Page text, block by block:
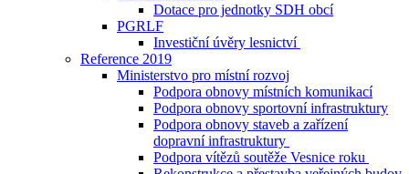
Dotace pro jednotky SDH obcí
PGRLF
Investiční úvěry lesnictví
Reference 2019
Ministerstvo pro místní rozvoj
Podpora obnovy místních komunikací
Podpora obnovy sportovní infrastruktury
Podpora obnovy staveb a zařízení
dopravní infrastruktury
Podpora vítězů soutěže Vesnice roku